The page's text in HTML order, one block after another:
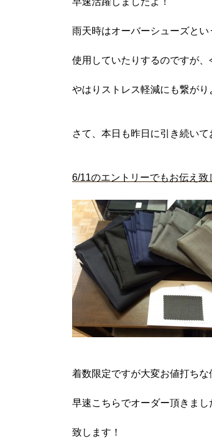
雨天時はオーバーシューズと
使用していたりするのですが
やはりストレス軽減にも繋がり
さて、本日も昨日に引き続い
6/11のエントリーでもお伝え
着数限定ですが大変お値打ちな
早速こちらでオーダー頂きま
致します！